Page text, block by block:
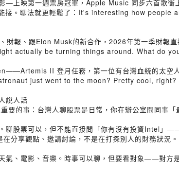
—上映第一週票房冠軍，Apple Music 同步六首歌
接。聊法就更輕鬆了：It's interesting how
財報、跟Elon Musk的新合作，2026年第一季財報
actually be turning things around. What do you
II 登月任務，第一位有台灣血統的太空
just went to the moon? Pretty cool, right?
說人話
要的事：台灣人聊股票是日常，你在辦公室問同事
聊股票可以，但不能直接問「你有沒有投資Intel
分享觀點、邀請討論，不是在打探別人的財務狀況。
氣、電影、音樂。時事可以聊，但要看對象——對